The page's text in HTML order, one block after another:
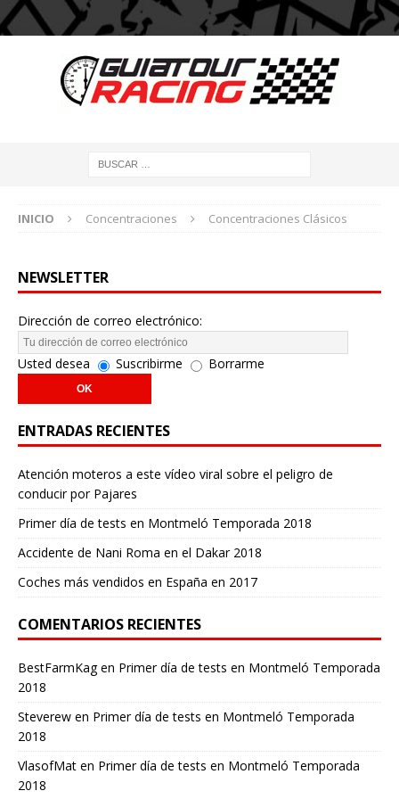
INICIO Concentraciones Concentraciones Clásicos
NEWSLETTER
Dirección de correo electrónico:
Usted desea Suscribirme Borrarme
ENTRADAS RECIENTES
Atención moteros a este vídeo viral sobre el peligro de
conducir por Pajares
Primer día de tests en Montmeló Temporada 2018
Accidente de Nani Roma en el Dakar 2018
Coches más vendidos en España en 2017
COMENTARIOS RECIENTES
BestFarmKagen Primer día de tests en Montmeló Temporada
2018
Steverew en Primer día de tests en Montmeló Temporada
2018
VlasofMat en Primer día de tests en Montmeló Temporada
2018